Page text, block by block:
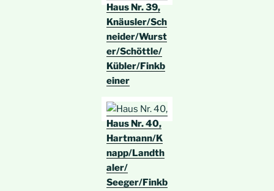
Haus Nr. 39,
Knäusler/Sch
neider/Wurst
er/Schöttle/
Kübler/Finkb
einer
Haus Nr. 40,
Hartmann/K
napp/Landth
aler/
Seeger/Finkb